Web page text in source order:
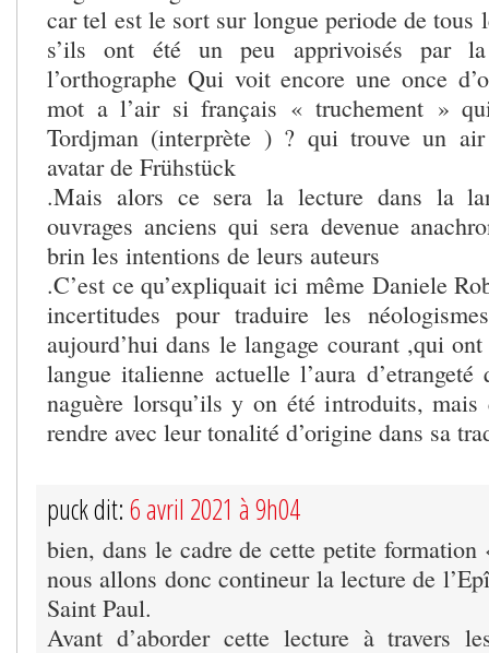
car tel est le sort sur longue periode de tous
s’ils ont été un peu apprivoisés par
l’orthographe Qui voit encore une once
mot a l’air si français « truchement » qui
Tordjman (interprète ) ? qui trouve un
avatar de Frühstück
.Mais alors ce sera la lecture dans la
ouvrages anciens qui sera devenue
brin les intentions de leurs auteurs
.C’est ce qu’expliquait ici même Daniele
incertitudes pour traduire les
aujourd’hui dans le langage courant ,qui
langue italienne actuelle l’aura
naguère lorsqu’ils y on été introduits, mais
rendre avec leur tonalité d’origine dans sa
puck dit: 6 avril 2021 à 9h04
bien, dans le cadre de cette petite
nous allons donc contineur la lecture de
Saint Paul.
Avant d’aborder cette lecture à travers